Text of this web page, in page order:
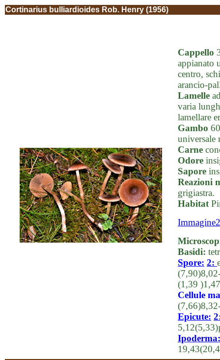
Cortinarius bulliardioides Rob. Henry (1956)
Cappello
appianato
centro,
arancio-
Lamelle
varia
lamellare
Gambo
universale
Carne
Odore
Sapore
Reazioni
grigiastra.
Habitat
Immagine2
Basidi:
Spore: 2:
(1,39
Cellule
Epicute:
Ipoderma: